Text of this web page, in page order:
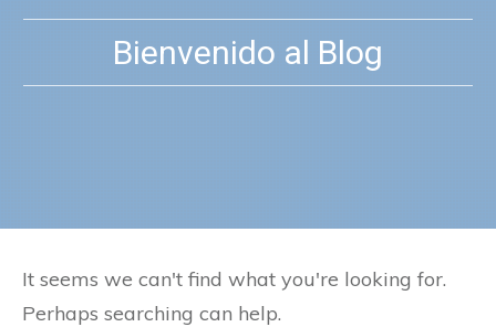
Bienvenido al Blog
It seems we can't find what you're looking for.
Perhaps searching can help.